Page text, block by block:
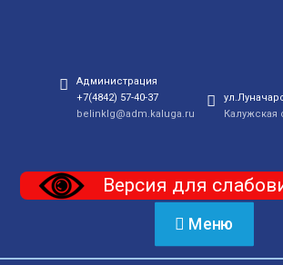
Администрация
+7(4842) 57-40-37
belinklg@adm.kaluga.ru
Калужская
Версия для
Меню